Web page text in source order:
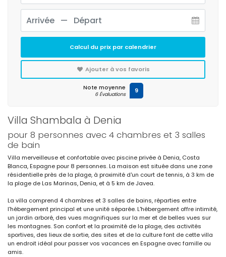
Villa Shambala à Denia
pour 8 personnes avec 4 chambres et 3 salles
de bain
Villa merveilleuse et confortable avec piscine privée à Denia, Costa
Blanca, Espagne pour 8 personnes. La maison est située dans une zone
résidentielle près de la plage, à proximité d'un court de tennis, à 3 km de
la plage de Las Marinas, Denia, et à 5 km de Javea.
La villa comprend 4 chambres et 3 salles de bains, réparties entre
l'hébergement principal et une unité séparée. L'hébergement offre intimité,
un jardin arboré, des vues magnifiques sur la mer et de belles vues sur
les montagnes. Son confort et la proximité de la plage, des activités
sportives, des lieux de sortie, des sites et de la culture font de cette villa
un endroit idéal pour passer vos vacances en Espagne avec famille ou
amis.
Calcul du prix par calendrier
Ajouter à vos favoris
Note moyenne
6 Évaluations 9